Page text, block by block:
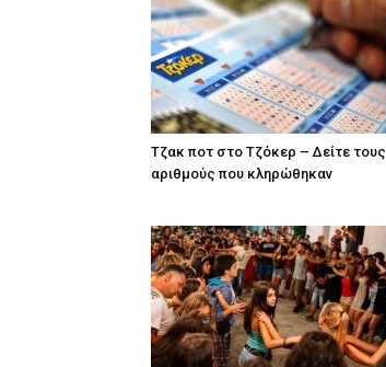
Tζακ ποτ στο Τζόκερ – Δείτε τους
αριθμούς που κληρώθηκαν